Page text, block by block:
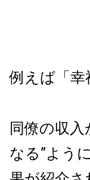
例えば「
同僚の収入
なる”よう